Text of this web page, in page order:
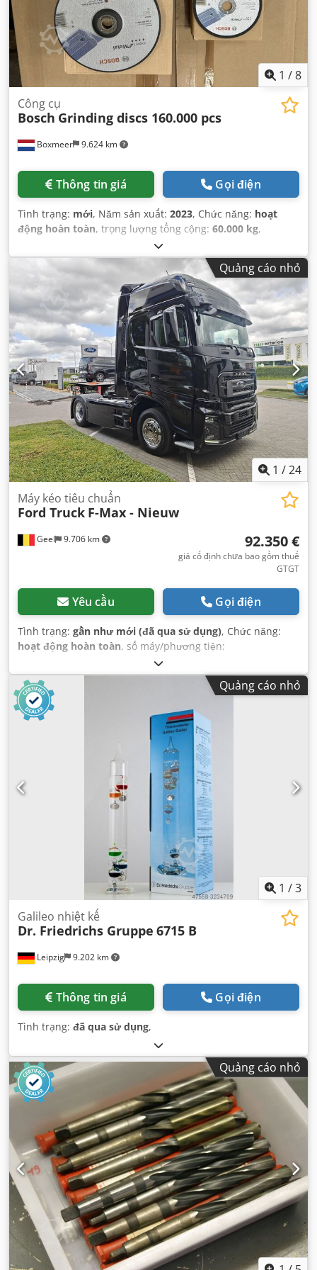
1 /8
Boxmeer 9.624 km
Công cụ
Bosch Grinding discs 160.000 pcs
Thông tin giá Gọi điện
Tình trạng: mới, Năm sản xuất: 2023, Chức năng: hoạt
động hoàn toàn, trọng lượng tổng cộng: 60.000 kg,
Quảng cáo nhỏ
1 /24
Geel 9.706 km
Máy kéo tiêu chuẩn
Ford Truck F-Max - Nieuw
92.350 €
giá cố định chưa bao gồm thuế
GTGT
Yêu cầu Gọi điện
Tình trạng: gần như mới (đã qua sử dụng), Chức năng:
hoạt động hoàn toàn, số máy/phương tiện:
, số km đã đi:
367,75 kW (500,00 mã lực), đăng ký lần đầu:10/2025, loại
nhiên liệu:
385/55 R 22.5 - 315/70
R 22.5, cấu hình trục: , chiều dài cơ sở:
phanh:
đen , cabin lái:
tự động, hạng mục khí thải:
ABS, bộ lọc muội than, bộ sưởi đỗ xe, cánh
lướt gió, hệ thống định vị, kiểm soát hành trình, kiểm
soát lực kéo, máy tính trên xe, túi khí, điều hòa không
khí
Quảng cáo nhỏ
1 /3
Leipzig 9.202 km
Galileo nhiệt kế
Dr. Friedrichs Gruppe 6715 B
Thông tin giá Gọi điện
Tình trạng: đã qua sử dụng,
Quảng cáo nhỏ